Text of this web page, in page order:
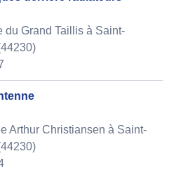
du Grand Taillis à Saint-
Arthur Christiansen à Saint-